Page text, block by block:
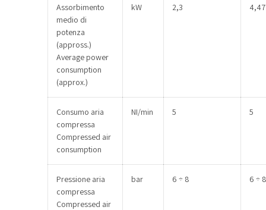
Assorbimento
medio di
potenza
(appross.)
Average power
consumption
(approx.)
kW 2,3 4,47
Consumo aria
compressa
Compressed air
consumption
NI/min 5 5
Pressione aria
compressa
Compressed air
bar 6 ÷ 8 6 ÷ 8